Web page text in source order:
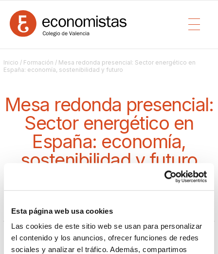
Esta página web usa cookies
Las cookies de este sitio web se usan para personalizar
el contenido y los anuncios, ofrecer funciones de redes
sociales y analizar el tráfico. Además, compartimos
Inicio / Formación / Mesa redonda presencial: Sector energético en
España: economía, sostenibilidad y futuro
Mesa redonda presencial:
Sector energético en
España: economía,
sostenibilidad y futuro
Ver más información del curso pulsando elsiguiente
enlace.